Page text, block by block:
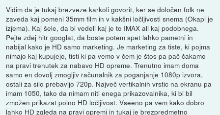
Vidim da je tukaj brezveze karkoli govorit, ker se določen folk ne
zaveda kaj pomeni 35mm film in v kakšni ločljivosti snema (Okapi je
izjema). Kaj šele, da bi vedeli kaj je to IMAX ali kaj podobnega.
Pejte zdej hitr googlat, da boste potem spet lahko pametni in
nabijal kako je HD samo marketing. Je marketing za tiste, ki pojma
nimajo kaj kupujejo, tisti ki pa vemo v čem je štos pa pač čakamo
na pravi trenutek za nabavo HD opreme. Trenutno imam doma
samo en dovolj zmogljiv računalnik za poganjanje 1080p izvora,
ostali za silo prebavijo 720p. Največ vertikalnih vrstic na ekranu pa
imam 1050, tako da nimam niti enega prikazovalnika, ki bi bil
zmožen prikazat polno HD ločljivost. Vseeno pa vem kako dobro
lahko HD zgleda na pravi opremi in tukaj je brezpredmetno